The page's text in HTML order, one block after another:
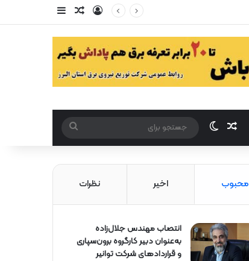
ورود مقاله تصادفی
مقاله تصادفی
تغییر پوست
برای
محبوب اخیر نظرات
انتصاب مهندس جلال‌زاده
به‌عنوان دبیر كارگروه برون‌سپاری
و قراردادهای شركت توانیر